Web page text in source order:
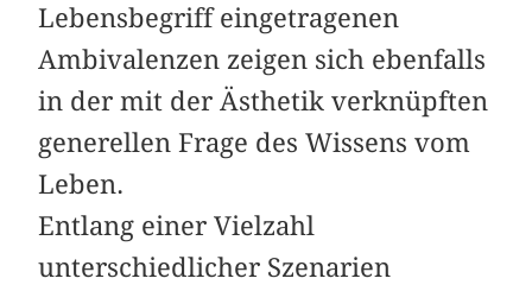
Lebensbegriff eingetragenen
Ambivalenzen zeigen sich ebenfalls
in der mit der Ästhetik verknüpften
generellen Frage des Wissens vom
Leben.
Entlang einer Vielzahl
unterschiedlicher Szenarien